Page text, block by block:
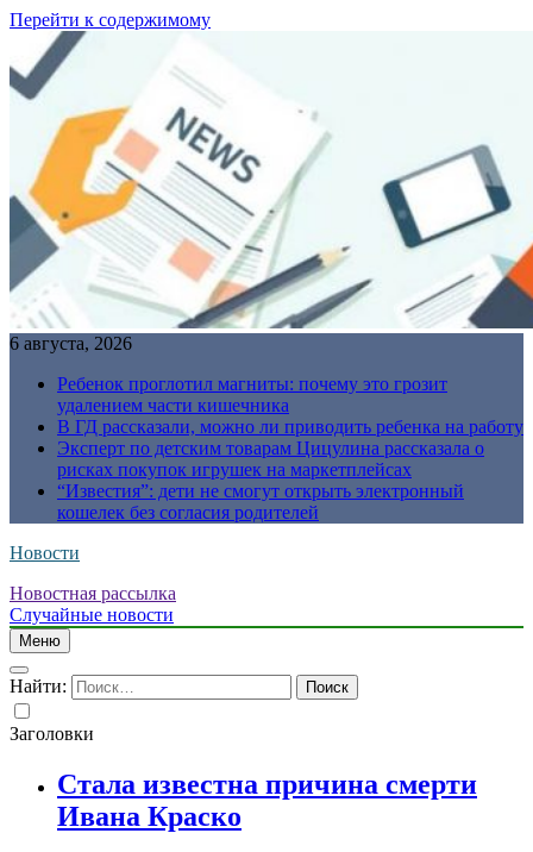
Перейти к содержимому
6 августа, 2026
Ребенок проглотил магниты: почему это грозит
удалением части кишечника
В ГД рассказали, можно ли приводить ребенка на работу
Эксперт по детским товарам Цицулина рассказала о
рисках покупок игрушек на маркетплейсах
“Известия”: дети не смогут открыть электронный
кошелек без согласия родителей
Новости
Новостная рассылка
Случайные новости
Меню
Найти:
Заголовки
Стала известна причина смерти
Ивана Краско